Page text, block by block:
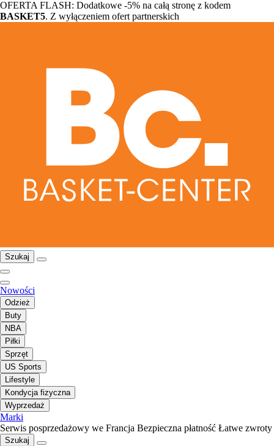
OFERTA FLASH: Dodatkowe -5% na całą stronę z kodem
BASKET5. Z wyłączeniem ofert partnerskich
Szukaj
Nowości
Odzież
Buty
NBA
Piłki
Sprzęt
US Sports
Lifestyle
Kondycja fizyczna
Wyprzedaż
Marki
Serwis posprzedażowy we Francja Bezpieczna płatność Łatwe zwroty
Szukaj